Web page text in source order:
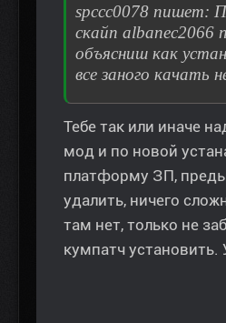
spccc0078 пишет:
скайп albanec2066
объясниш как
все заного качать
Тебе так или иначе
мод и по новой
платформу ЗП,
удалить, ничего
там нет, только не
кумпатч установить.